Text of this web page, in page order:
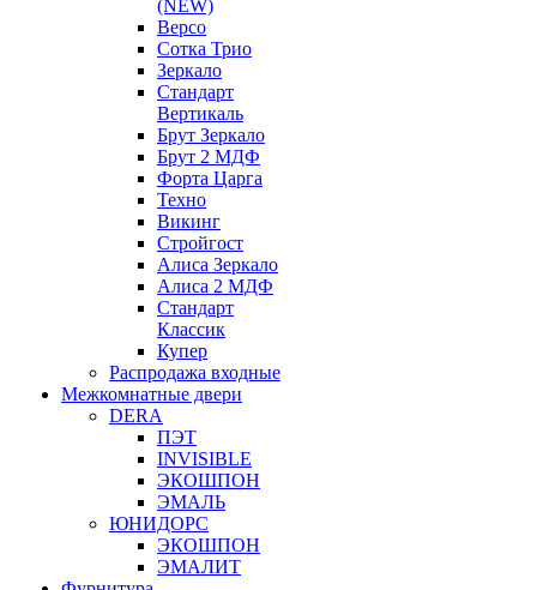
(NEW)
Версо
Сотка Трио
Зеркало
Стандарт
Вертикаль
Брут Зеркало
Брут 2 МДФ
Форта Царга
Техно
Викинг
Стройгост
Алиса Зеркало
Алиса 2 МДФ
Стандарт
Классик
Купер
Распродажа входные
Межкомнатные двери
DERA
ПЭТ
INVISIBLE
ЭКОШПОН
ЭМАЛЬ
ЮНИДОРС
ЭКОШПОН
ЭМАЛИТ